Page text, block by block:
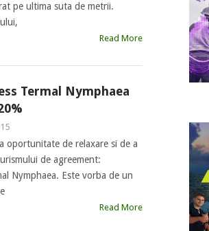
pe ultima suta de metrii.
Read More
Termal Nymphaea
oportunitate de relaxare si de a
de agreement:
Nymphaea. Este vorba de un
Read More